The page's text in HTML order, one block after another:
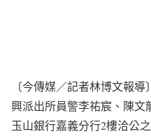
〔今傳媒／記者林博文報
興派出所員警李祐宸、陳文
玉山銀行嘉義分行2樓洽公